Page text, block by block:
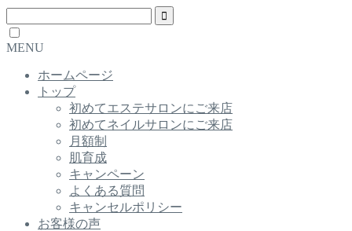
MENU
ホームページ
トップ
初めてエステサロンにご来店
初めてネイルサロンにご来店
月額制
肌育成
キャンペーン
よくある質問
キャンセルポリシー
お客様の声